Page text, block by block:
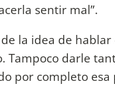
sentir mal”.
la idea de hablar
Tampoco darle
por completo